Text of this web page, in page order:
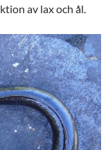
av lax och ål.